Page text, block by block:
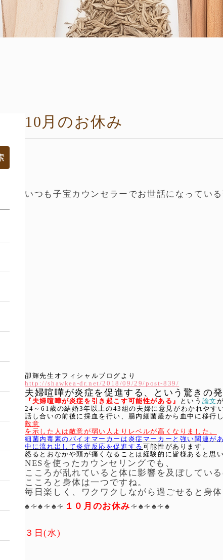
10月のお休み
いつも子宝カウンセラーでお世話になってい
卲輝先生オフィシャルブログより
http://shawkea-dr.net/2018/09/29/post-839/
夫婦喧嘩が炎症を促進する、という驚きの発
『夫婦喧嘩が炎症を引き起こす可能性がある』 という 論文
24～61歳の結婚3年以上の43組の夫婦に意見がわかれやす
話し合いの前後に採血を行い、腸内細菌叢から血中に移行
敵意
を示した人は敵意が弱い人よりレベルが高くなりました。
細菌内毒素のバイオマーカーは炎症マーカーと強い関連が
中に流れ出して炎症反応を促進する 可能性があります。
怒るとおなかや頭が痛くなることは経験的に皆様あると思
NESを使ったカウンセリングでも、
こころが乱れていると体に影響を及ぼしている
こころと身体は一つですね。
毎日楽しく、ワクワクしながら過ごせると身
♠∻♠∻♠∻ １０月のお休み∻♠∻♠∻♠
３日(水)